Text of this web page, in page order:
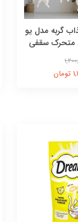
گربه مدل یو
متحرک سقفی